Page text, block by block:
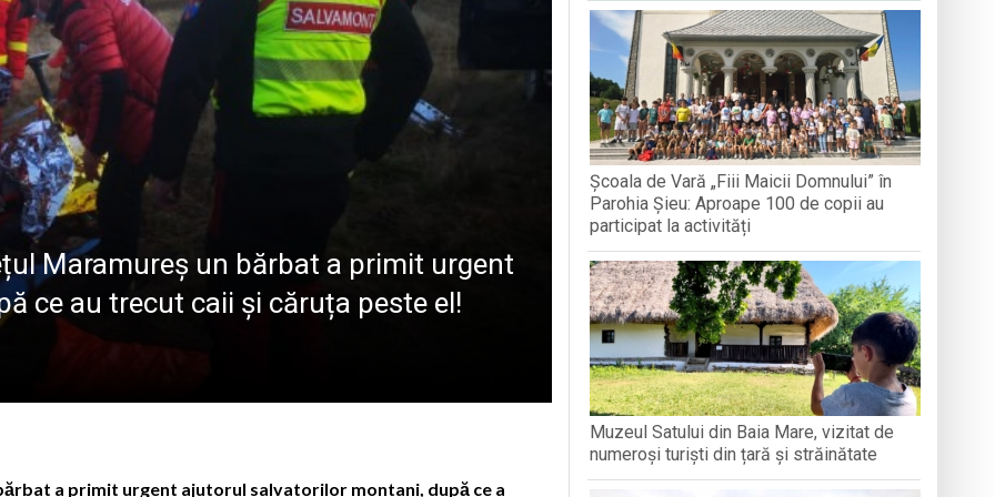
Baia Mare, la Întâlnirea Internațională a Tinerilor Ortodocși (ITO) de la București
Meditație la Duminica a 10-a după Rusalii – credința, rugăciunea și postul, arme duhovnicești în
în Maramureș: Tabăra „Maramureș Family Camp” va avea loc în satul Breb
în inima Maramureșului: „Fest în Vale” aduce trei zile de tradiții și voie bună la Breb
GRAFICULUI
Maramureș un bărbat a primit urgent
ce au trecut caii și căruța peste el!
a primit urgent ajutorul salvatorilor montani, după ce a
Școala de Vară „Fiii Maicii Domnului” în
Parohia Șieu: Aproape 100 de copii au
participat la activități
Muzeul Satului din Baia Mare, vizitat de
numeroși turiști din țară și străinătate